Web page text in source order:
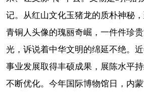
记。从红山文化玉猪龙的质朴神秘
青铜人头像的瑰丽奇崛，一件件珍
光，诉说着中华文明的绵延不绝。
事业发展取得丰硕成果，展陈水平
不断优化。今年国际博物馆日，内